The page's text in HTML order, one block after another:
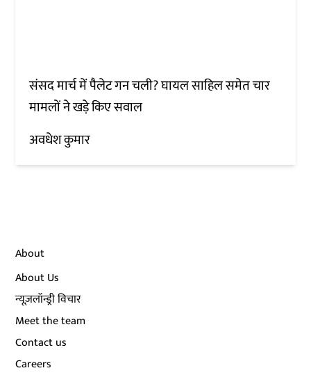
संसद मार्च में पैलेट गन चली? घायल साहिल समेत चार
मामलों ने खड़े किए सवाल
अवधेश कुमार
About
About Us
न्यूज़लॉन्ड्री विचार
Meet the team
Contact us
Careers